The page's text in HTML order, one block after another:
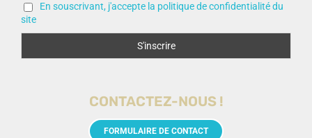
En souscrivant, j'accepte la politique de confidentialité du
site
CONTACTEZ-NOUS !
FORMULAIRE DE CONTACT